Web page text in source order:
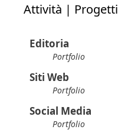
Attività | Progetti
Editoria
Portfolio
Siti Web
Portfolio
Social Media
Portfolio